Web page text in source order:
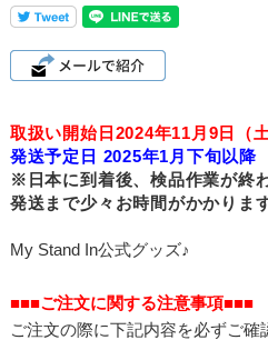
取扱い開始日2024年11月9日（
発送予定日 2025年1月下旬以降
※日本に到着後、検品作業が終
発送まで少々お時間がかかりま
My Stand In公式グッズ♪
■■■ご注文に関する注意事項■■■
ご注文の際に下記内容を必ずご確